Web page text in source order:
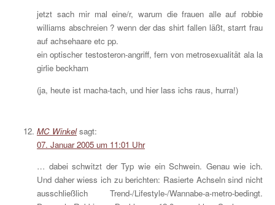
jetzt sach mir mal eine/r, warum die frauen alle auf robbie
williams abschreien ? wenn der das shirt fallen läßt, starrt frau
auf achsehaare etc pp.
ein optischer testosteron-angriff, fern von metrosexualität ala la
girlie beckham
(ja, heute ist macha-tach, und hier lass ichs raus, hurra!)
MC Winkel sagt:
07. Januar 2005 um 11:01 Uhr
… dabei schwitzt der Typ wie ein Schwein. Genau wie ich.
Und daher wiess ich zu berichten: Rasierte Achseln sind nicht
ausschließlich Trend-/Lifestyle-/Wannabe-a-metro-bedingt.